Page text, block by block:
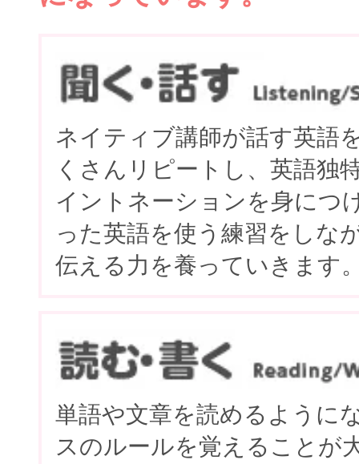
ネイティブ講師が話す英語
くさんリピートし、英語独
イントネーションを身につ
った英語を使う練習をしな
伝える力を養っていきます
単語や文章を読めるように
スのルールを覚えることが